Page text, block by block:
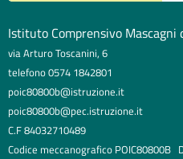
Istituto Comprensivo Mascagni
via Arturo Toscanini, 6
telefono 0574 1842801
poic80800b@istruzione.it
poic80800b@pec.istruzione.it
C.F 84032710489
Codice meccanografico POIC80800B